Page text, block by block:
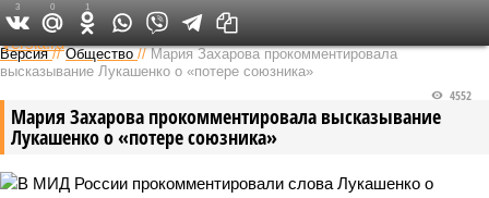
Федеральный выпуск
Версия //Общество //Мария Захарова прокомментировала
высказывание Лукашенко о «потере союзника»
Мария Захарова прокомментировала высказывание
Лукашенко о «потере союзника»
4552
3 0 1